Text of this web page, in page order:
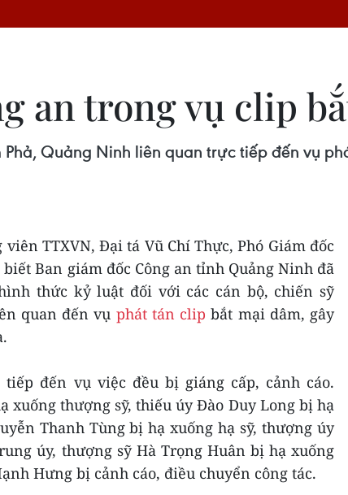
an trong vụ clip
Quảng Ninh liên quan trực tiếp đến vụ
TTXVN, Đại tá Vũ Chí Thực, Phó Giám đốc
Ban giám đốc Công an tỉnh Quảng Ninh đã
thức kỷ luật đối với các cán bộ, chiến sỹ
quan đến vụ phát tán clip bắt mại dâm, gây
đến vụ việc đều bị giáng cấp, cảnh cáo.
xuống thượng sỹ, thiếu úy Đào Duy Long bị hạ
Thanh Tùng bị hạ xuống hạ sỹ, thượng úy
úy, thượng sỹ Hà Trọng Huân bị hạ xuống
Hưng bị cảnh cáo, điều chuyển công tác.